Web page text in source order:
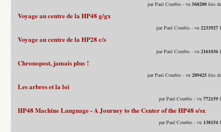
par Paul Courbis - vu568200 fois
Voyage au centre de la HP48 g/gx
par Paul Courbis - vu2233927
Voyage au centre de la HP28 c/s
par Paul Courbis - vu2161036
Chronopost, jamais plus !
par Paul Courbis - vu289425 fois
Les arbres et la loi
par Paul Courbis - vu772159
HP48 Machine Language - A Journey to the Center of the HP48 s/sx
par Paul Courbis - vu 138154